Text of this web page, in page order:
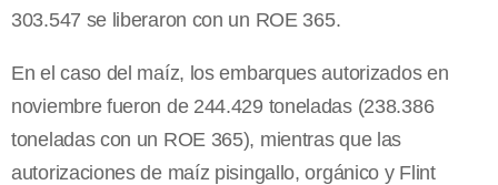
303.547 se liberaron con un ROE 365.
En el caso del maíz, los embarques autorizados en
noviembre fueron de 244.429 toneladas (238.386
toneladas con un ROE 365), mientras que las
autorizaciones de maíz pisingallo, orgánico y Flint